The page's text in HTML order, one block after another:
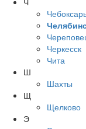
Черкесск
Чита
Ш
Шахты
Щ
Щелково
Э